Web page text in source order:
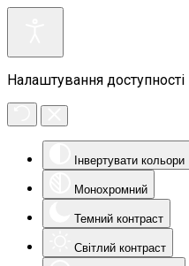
Налаштування доступності
Інвертувати кольори
Монохромний
Темний контраст
Світлий контраст